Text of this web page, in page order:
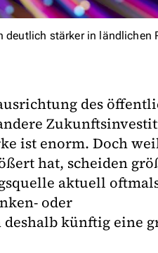
stärker in ländlichen
des
ist enorm. Doch
hat, scheiden
aktuell
oder
künftig eine